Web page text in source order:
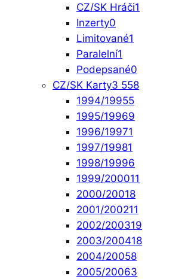
CZ/SK Hráči1
Inzerty0
Limitované1
Paralelní1
Podepsané0
CZ/SK Karty3 558
1994/19955
1995/19969
1996/19971
1997/19981
1998/19996
1999/200011
2000/20018
2001/200211
2002/200319
2003/200418
2004/20058
2005/20063